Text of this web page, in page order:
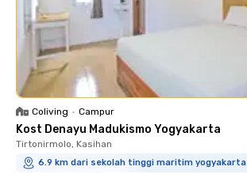
Coliving • Campur
Kost Denayu Madukismo Yogyakarta
Tirtonirmolo, Kasihan
6.9 km dari sekolah tinggi maritim yogyakarta